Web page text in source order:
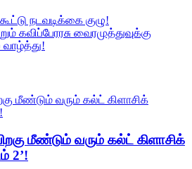
நடவடிக்கை குழு!
கவிப்பேரரசு வைரமுத்துவுக்கு
மீண்டும் வரும் கல்ட் கிளாசிக்
2’!